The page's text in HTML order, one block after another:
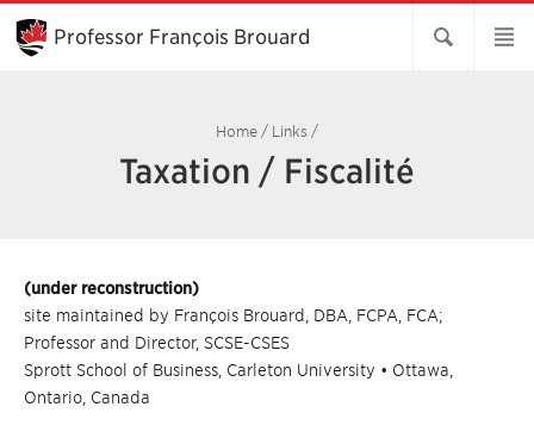
Skip
Main
Content
Professor François Brouard
Home / Links /
Taxation / Fiscalité
(under reconstruction)
site maintained by François Brouard, DBA, FCPA, FCA;
Professor and Director, SCSE-CSES
Sprott School of Business, Carleton University • Ottawa,
Ontario, Canada